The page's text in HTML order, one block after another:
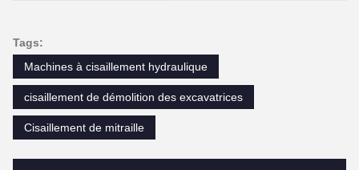
Tags:
Machines à cisaillement hydraulique
cisaillement de démolition des excavatrices
Cisaillement de mitraille